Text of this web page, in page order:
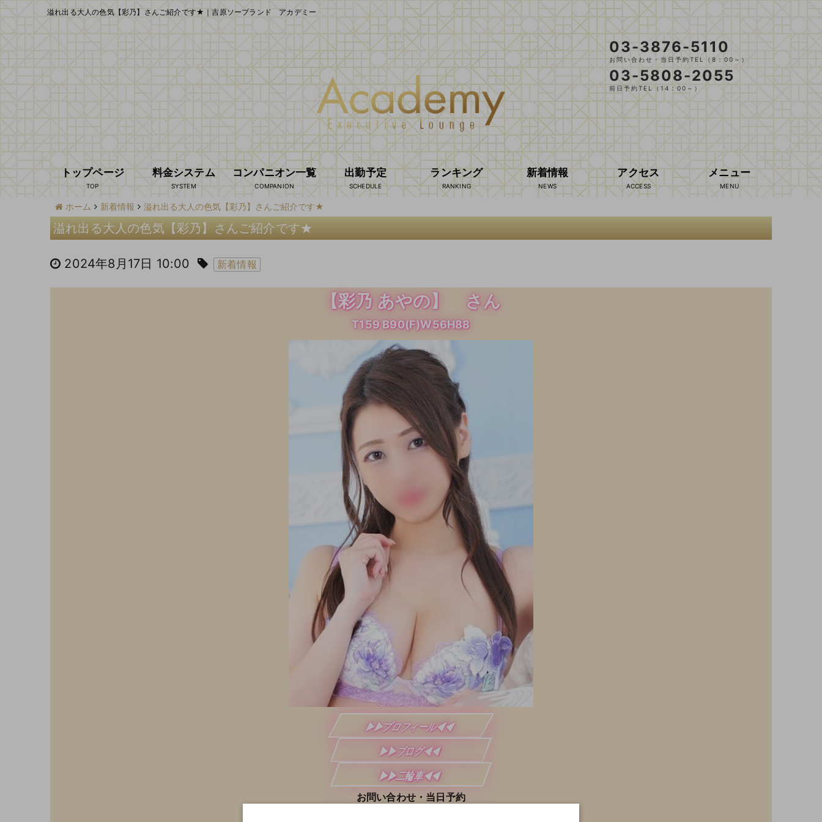
溢れ出る大人の色気【彩乃】さんご紹介です★｜吉原ソープランド アカデミー
03-3876-5110
お問い合わせ・当日予約TEL（8：00～）
03-5808-2055
前日予約TEL（14：00～）
トップページ 料金システム コンパニオン一覧 出勤予定 ランキング 新着情報 アクセス メニュー
ホーム 新着情報 溢れ出る大人の色気【彩乃】さんご紹介です★
溢れ出る大人の色気【彩乃】さんご紹介です★
2024年8月17日 10:00 新着情報
【彩乃 あやの】 さん
T159 B90(F)W56H88
▶▶プロフィール◀◀
▶▶ブログ◀◀
▶▶二輪車◀◀
お問い合わせ・当日予約